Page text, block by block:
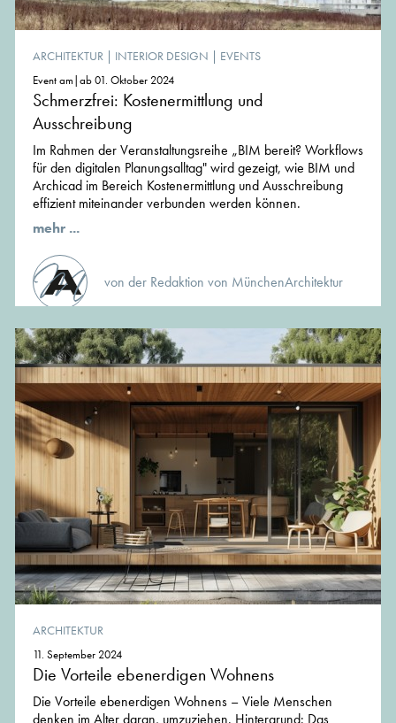
ARCHITEKTUR | INTERIOR DESIGN | EVENTS
Event am|ab 01. Oktober 2024
Schmerzfrei: Kostenermittlung und
Ausschreibung
Im Rahmen der Veranstaltungsreihe „BIM bereit? Workflows
für den digitalen Planungsalltag" wird gezeigt, wie BIM und
Archicad im Bereich Kostenermittlung und Ausschreibung
effizient miteinander verbunden werden können.
mehr ...
von der Redaktion von MünchenArchitektur
ARCHITEKTUR
11. September 2024
Die Vorteile ebenerdigen Wohnens
Die Vorteile ebenerdigen Wohnens – Viele Menschen
denken im Alter daran, umzuziehen. Hintergrund: Das